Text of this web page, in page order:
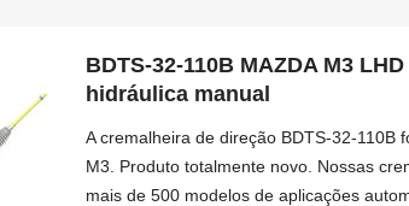
BDTS-32-110B MAZDA M3
hidráulica manual
A cremalheira de direção BDTS-32-110B
M3. Produto totalmente novo. Nossas
mais de 500 modelos de aplicações